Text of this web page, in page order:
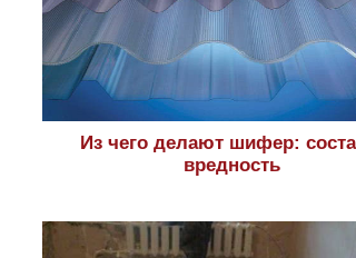
Из чего делают шифер:
вредность